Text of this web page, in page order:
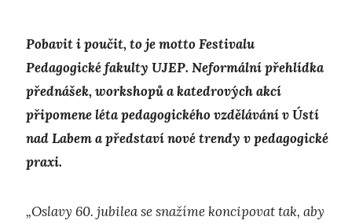
Pobavit i poučit, to je motto Festivalu
Pedagogické fakulty UJEP. Neformální přehlídka
přednášek, workshopů a katedrových akcí
připomene léta pedagogického vzdělávání v Ústí
nad Labem a představí nové trendy v pedagogické
praxi.
„Oslavy 60. jubilea se snažíme koncipovat tak, aby